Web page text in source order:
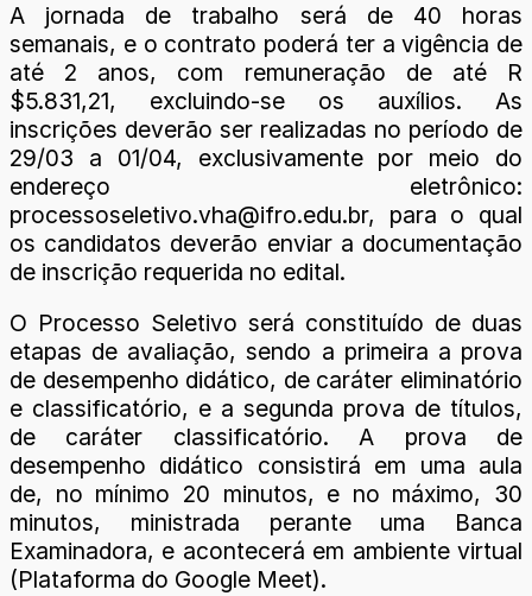
A jornada de trabalho será de 40 horas
semanais, e o contrato poderá ter a vigência de
até 2 anos, com remuneração de até R
$5.831,21, excluindo-se os auxílios. As
inscrições deverão ser realizadas no período de
29/03 a 01/04, exclusivamente por meio do
endereço eletrônico:
processoseletivo.vha@ifro.edu.br, para o qual
os candidatos deverão enviar a documentação
de inscrição requerida no edital.
O Processo Seletivo será constituído de duas
etapas de avaliação, sendo a primeira a prova
de desempenho didático, de caráter eliminatório
e classificatório, e a segunda prova de títulos,
de caráter classificatório. A prova de
desempenho didático consistirá em uma aula
de, no mínimo 20 minutos, e no máximo, 30
minutos, ministrada perante uma Banca
Examinadora, e acontecerá em ambiente virtual
(Plataforma do Google Meet).